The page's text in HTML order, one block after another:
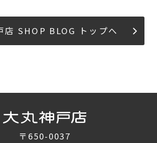
店 SHOP BLOG トップへ
〒650-0037